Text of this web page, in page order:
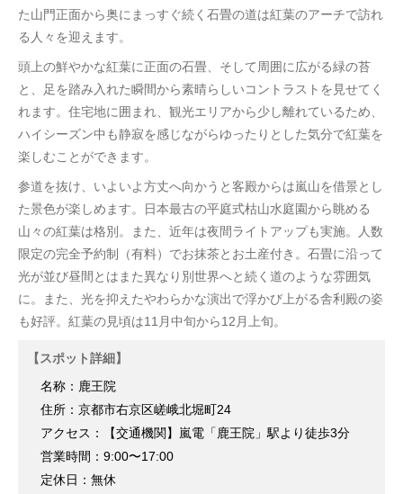
た山門正面から奥にまっすぐ続く石畳の道は紅葉のアーチで訪れ
る人々を迎えます。
頭上の鮮やかな紅葉に正面の石畳、そして周囲に広がる緑の苔
と、足を踏み入れた瞬間から素晴らしいコントラストを見せてく
れます。住宅地に囲まれ、観光エリアから少し離れているため、
ハイシーズン中も静寂を感じながらゆったりとした気分で紅葉を
楽しむことができます。
参道を抜け、いよいよ方丈へ向かうと客殿からは嵐山を借景とし
た景色が楽しめます。日本最古の平庭式枯山水庭園から眺める
山々の紅葉は格別。また、近年は夜間ライトアップも実施。人数
限定の完全予約制（有料）でお抹茶とお土産付き。石畳に沿って
光が並び昼間とはまた異なり別世界へと続く道のような雰囲気
に。また、光を抑えたやわらかな演出で浮かび上がる舎利殿の姿
も好評。紅葉の見頃は11月中旬から12月上旬。
【スポット詳細】
名称：鹿王院
住所：京都市右京区嵯峨北堀町24
アクセス：【交通機関】嵐電「鹿王院」駅より徒歩3分
営業時間：9:00〜17:00
定休日：無休